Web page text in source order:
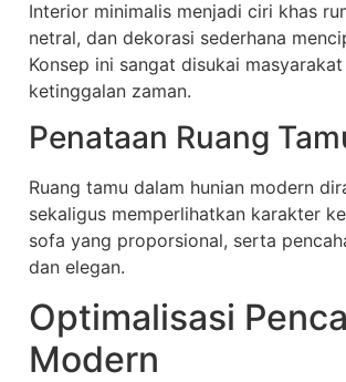
Interior minimalis menjadi ciri khas
netral, dan dekorasi sederhana
Konsep ini sangat disukai
ketinggalan zaman.
Penataan Ruang
Ruang tamu dalam hunian modern
sekaligus memperlihatkan karakter
sofa yang proporsional, serta
dan elegan.
Optimalisasi
Modern